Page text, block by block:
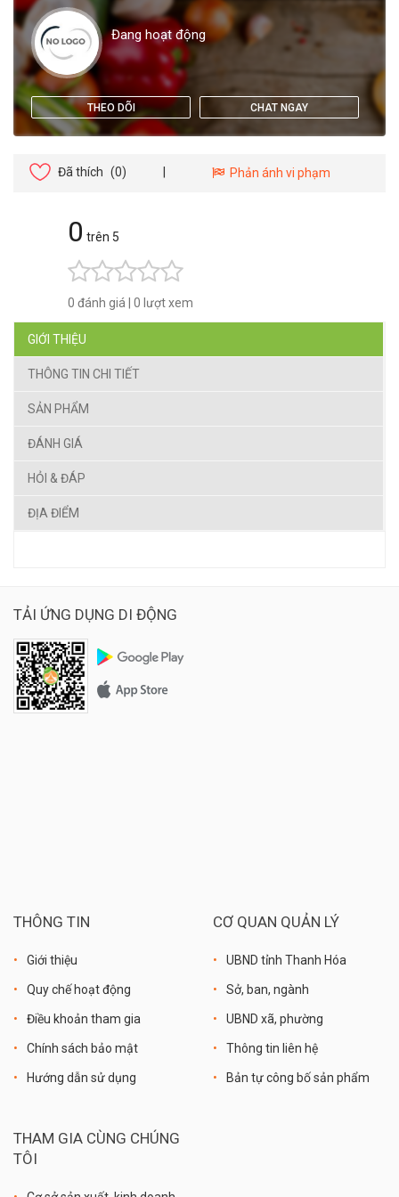
Đang hoạt động
THEO DÕI CHAT NGAY
Đã thích (0) Phản ánh vi phạm
0 trên 5
0 đánh giá 0 lượt xem
GIỚI THIỆU
THÔNG TIN CHI TIẾT
SẢN PHẨM
ĐÁNH GIÁ
HỎI & ĐÁP
ĐỊA ĐIỂM
TẢI ỨNG DỤNG DI ĐỘNG
THÔNG TIN
Giới thiệu
Quy chế hoạt động
Điều khoản tham gia
Chính sách bảo mật
Hướng dẫn sử dụng
CƠ QUAN QUẢN LÝ
UBND tỉnh Thanh Hóa
Sở, ban, ngành
UBND xã, phường
Thông tin liên hệ
Bản tự công bố sản phẩm
THAM GIA CÙNG CHÚNG
TÔI